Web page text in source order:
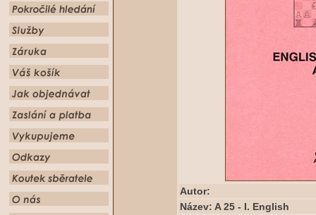
Autor:
Název: A 25 - I. English